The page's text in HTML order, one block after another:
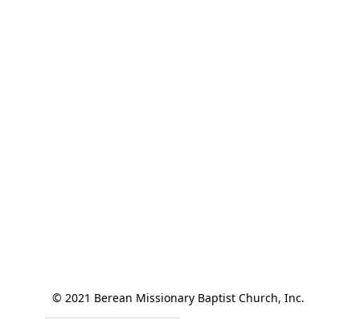
© 2021 Berean Missionary Baptist Church, Inc.